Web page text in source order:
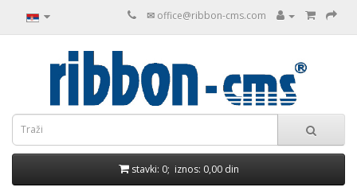
✉ office@ribbon-cms.com
stavki: 0; iznos: 0,00 din